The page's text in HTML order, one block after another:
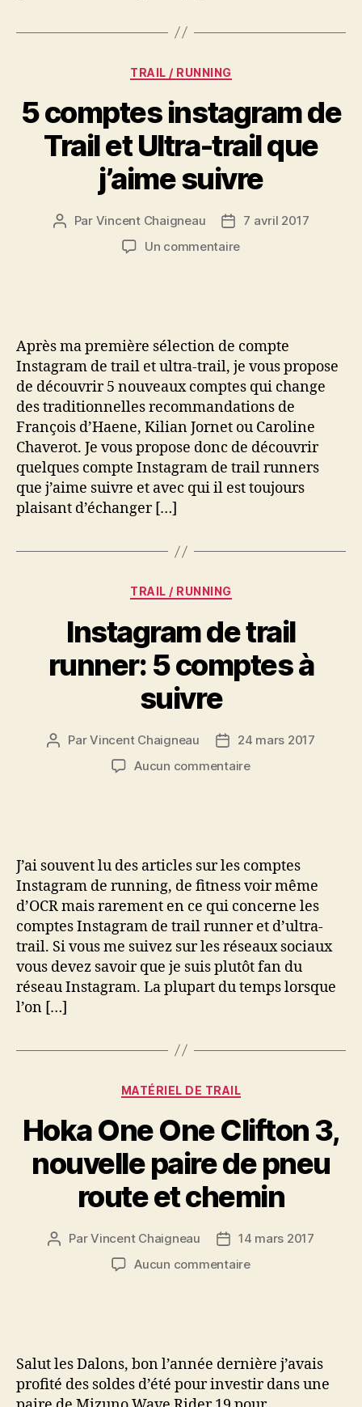
Catégories
TRAIL / RUNNING
5 comptes instagram de
Trail et Ultra-trail que
j’aime suivre
Auteur
Par Vincent Chaigneau
Date
de
7 avril 2017
Un commentairesur
et
Ultra-
trail
que
j’aime
suivre
Après ma première sélection de compte
Instagram de trail et ultra-trail, je vous propose
de découvrir 5 nouveaux comptes qui change
des traditionnelles recommandations de
François d’Haene, Kilian Jornet ou Caroline
Chaverot. Je vous propose donc de découvrir
quelques compte Instagram de trail runners
que j’aime suivre et avec qui il est toujours
plaisant d’échanger […]
Catégories
TRAIL / RUNNING
Instagram de trail
runner: 5 comptes à
suivre
Auteur
ParVincent Chaigneau
Date24 mars 2017
Aucun commentairesur
comptes
à
suivre
J’ai souvent lu des articles sur les comptes
Instagram de running, de fitness voir même
d’OCR mais rarement en ce qui concerne les
comptes Instagram de trail runner et d’ultra-
trail. Si vous me suivez sur les réseaux sociaux
vous devez savoir que je suis plutôt fan du
réseau Instagram. La plupart du temps lorsque
l’on […]
Catégories
MATÉRIEL DE TRAIL
Hoka One One Clifton 3,
nouvelle paire de pneu
route et chemin
Auteur
ParVincent Chaigneau
Date
de
14 mars 2017
Aucun commentairesur
nouvelle
paire
Salut les Dalons, bon l’année dernière j’avais
profité des soldes d’été pour investir dans une